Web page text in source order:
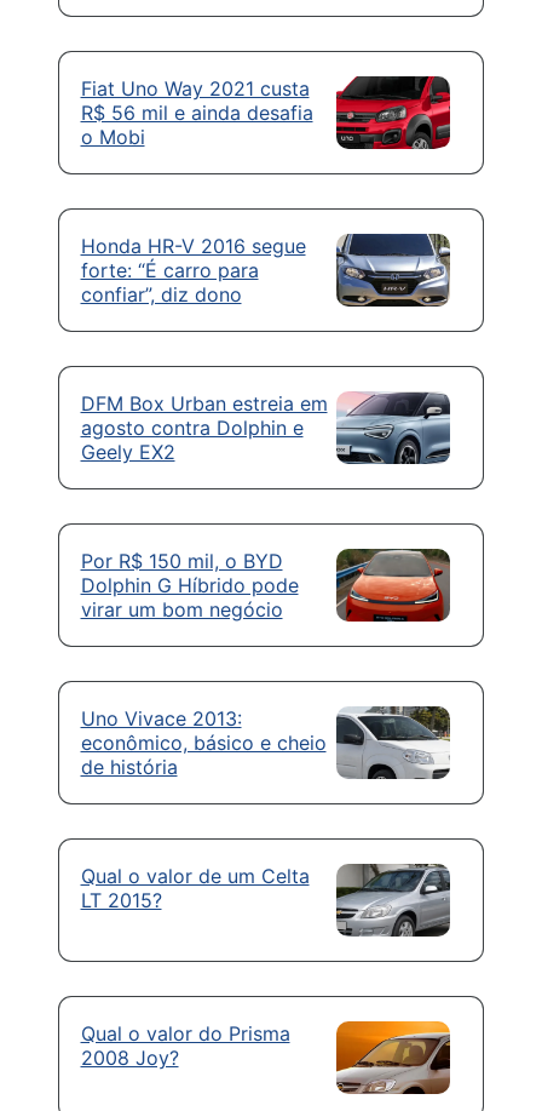
Fiat Uno Way 2021 custa
R$ 56 mil e ainda desafia
o Mobi
Honda HR-V 2016 segue
forte: “É carro para
confiar”, diz dono
DFM Box Urban estreia em
agosto contra Dolphin e
Geely EX2
Por R$ 150 mil, o BYD
Dolphin G Híbrido pode
virar um bom negócio
Uno Vivace 2013:
econômico, básico e cheio
de história
Qual o valor de um Celta
LT 2015?
Qual o valor do Prisma
2008 Joy?